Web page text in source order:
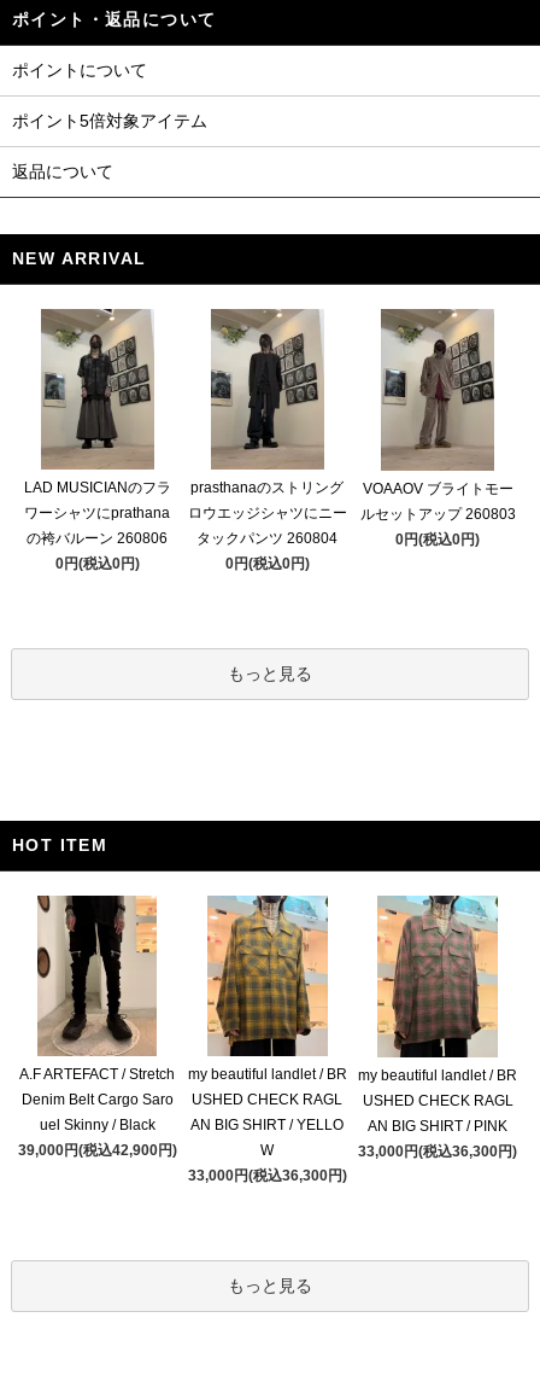
ポイント・返品について
ポイントについて
ポイント5倍対象アイテム
返品について
NEW ARRIVAL
LAD MUSICIANのフラ
ワーシャツにprathana
の袴バルーン 260806
0円(税込0円)
prasthanaのストリング
ロウエッジシャツにニー
タックパンツ 260804
0円(税込0円)
VOAAOV ブライトモー
ルセットアップ 260803
0円(税込0円)
もっと見る
HOT ITEM
A.F ARTEFACT / Stretch
Denim Belt Cargo Saro
uel Skinny / Black
39,000円(税込42,900円)
my beautiful landlet / BR
USHED CHECK RAGL
AN BIG SHIRT / YELLO
W
33,000円(税込36,300円)
my beautiful landlet / BR
USHED CHECK RAGL
AN BIG SHIRT / PINK
33,000円(税込36,300円)
もっと見る